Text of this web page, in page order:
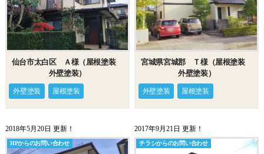
仙台市太白区 Ａ様（屋根塗装
外壁塗装）
外壁塗装 屋根塗装
宮城県宮城郡 Ｔ様（屋根塗装
外壁塗装）
外壁塗装 屋根塗装
2018年5月20日 更新！
HPからのお問い合わせ
2017年9月21日 更新！
チラシからのお問い合わせ